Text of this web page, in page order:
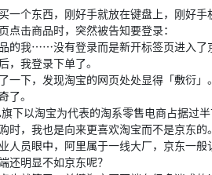
一个东西，刚好手就放在键盘上，刚好手
点击商品时，突然被告知要登录：
的我……没有登录而是新开标签页进入了
，我登录下单了。
一下，发现淘宝的网页处处显得「敷衍」
了。
下以淘宝为代表的淘系零售电商占据过
时，我也是向来更喜欢淘宝而不是京东的。
人员眼中，阿里属于一线大厂，京东一般
还明显不如京东呢？